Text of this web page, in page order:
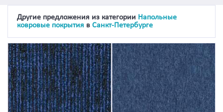
Другие предложения из категории Напольные
ковровые покрытия в Санкт-Петербурге